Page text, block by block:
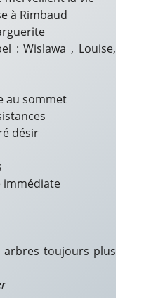
à Rimbaud
: Wislawa , Louise,
au sommet
désir
immédiate
arbres toujours plus